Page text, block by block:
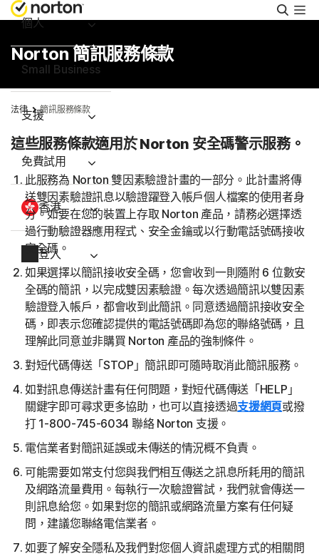
搜
尋
個人
Small Business
支援
免費試用
香港
登入
Norton 簡訊服務條款
法律 簡訊服務條款
這些服務條款適用於 Norton 安全碼警示服務。
此服務為 Norton 雙因素驗證計畫的一部分。此計畫將傳
送雙因素驗證訊息以驗證躍登入帳戶個人檔案的使用者身
分。如要在您的裝置上存取 Norton 產品，請務必選擇透
過行動驗證器應用程式、安全金鑰或以行動電話號碼接收
安全碼。
如果選擇以簡訊接收安全碼，您會收到一則隨附 6 位數安
全碼的簡訊，以完成雙因素驗證。每次透過簡訊以雙因素
驗證登入帳戶，都會收到此簡訊。同意透過簡訊接收安全
碼，即表示您確認提供的電話號碼即為您的聯絡號碼，且
理解此同意並非購買 Norton 產品的強制條件。
對短代碼傳送「STOP」簡訊即可隨時取消此簡訊服務。
如對訊息傳送計畫有任何問題，對短代碼傳送「HELP」
關鍵字即可尋求更多協助，也可以直接透過支援網頁或撥
打 1-800-745-6034 聯絡 Norton 支援。
電信業者對簡訊延誤或未傳送的情況概不負責。
可能需要如常支付您與我們相互傳送之訊息所耗用的簡訊
及網路流量費用。每執行一次驗證嘗試，我們就會傳送一
則訊息給您。如果對您的簡訊或網路流量方案有任何疑
問，建議您聯絡電信業者。
如要了解安全隱私及我們對您個人資訊處理方式的相關問